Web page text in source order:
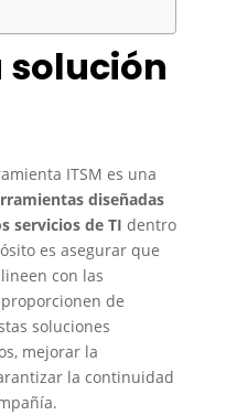
solución
ITSM es una
diseñadas
servicios de TI dentro
es asegurar que
con las
de
soluciones
mejorar la
la continuidad